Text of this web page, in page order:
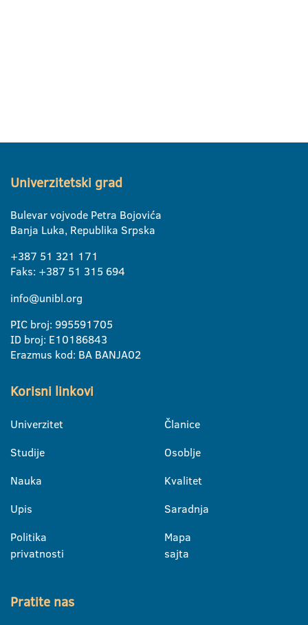
Univerzitetski grad
Bulevar vojvode Petra Bojovića
Banja Luka, Republika Srpska
+387 51 321 171
Faks: +387 51 315 694
info@unibl.org
PIC broj: 995591705
ID broj: E10186843
Erazmus kod: BA BANJA02
Korisni linkovi
Univerzitet
Studije
Nauka
Upis
Politika
privatnosti
Članice
Osoblje
Kvalitet
Saradnja
Mapa
sajta
Pratite nas